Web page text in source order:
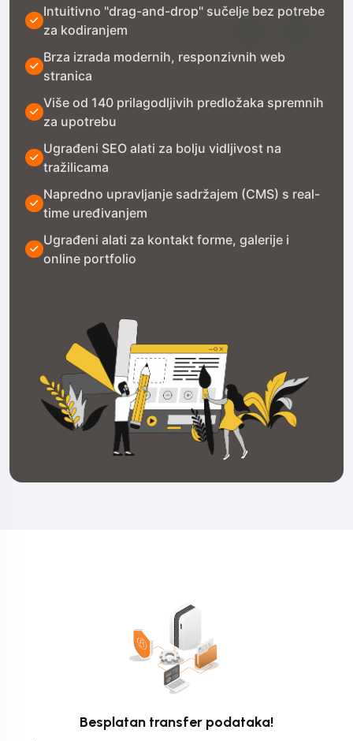
Intuitivno "drag-and-drop" sučelje bez potrebe
za kodiranjem
Brza izrada modernih, responzivnih web
stranica
Više od 140 prilagodljivih predložaka spremnih
za upotrebu
Ugrađeni SEO alati za bolju vidljivost na
tražilicama
Napredno upravljanje sadržajem (CMS) s real-
time uređivanjem
Ugrađeni alati za kontakt forme, galerije i
online portfolio
Besplatan transfer podataka!